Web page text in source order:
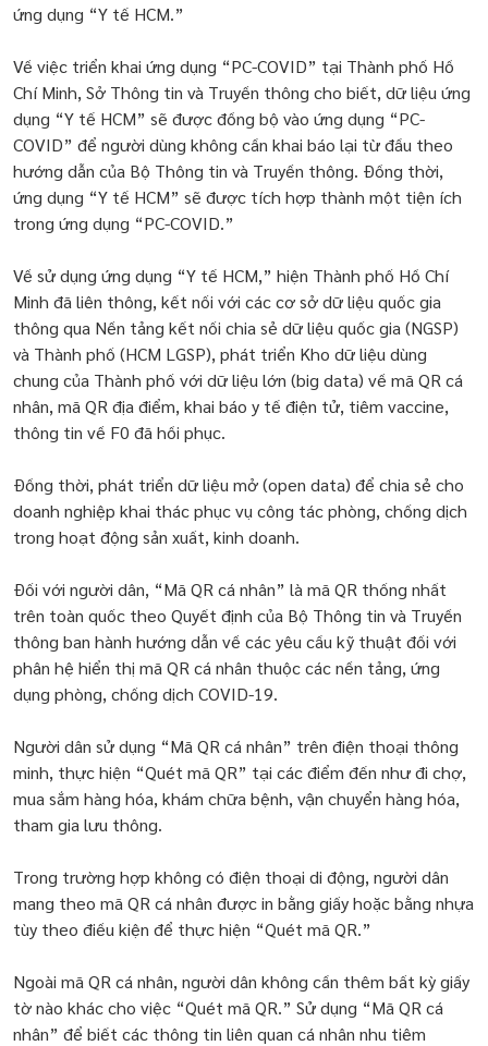
ứng dụng “Y tế HCM.”
Về việc triển khai ứng dụng “PC-COVID” tại Thành phố Hồ
Chí Minh, Sở Thông tin và Truyền thông cho biết, dữ liệu ứng
dụng “Y tế HCM” sẽ được đồng bộ vào ứng dụng “PC-
COVID” để người dùng không cần khai báo lại từ đầu theo
hướng dẫn của Bộ Thông tin và Truyền thông. Đồng thời,
ứng dụng “Y tế HCM” sẽ được tích hợp thành một tiện ích
trong ứng dụng “PC-COVID.”
Về sử dụng ứng dụng “Y tế HCM,” hiện Thành phố Hồ Chí
Minh đã liên thông, kết nối với các cơ sở dữ liệu quốc gia
thông qua Nền tảng kết nối chia sẻ dữ liệu quốc gia (NGSP)
và Thành phố (HCM LGSP), phát triển Kho dữ liệu dùng
chung của Thành phố với dữ liệu lớn (big data) về mã QR cá
nhân, mã QR địa điểm, khai báo y tế điện tử, tiêm vaccine,
thông tin về F0 đã hồi phục.
Đồng thời, phát triển dữ liệu mở (open data) để chia sẻ cho
doanh nghiệp khai thác phục vụ công tác phòng, chống dịch
trong hoạt động sản xuất, kinh doanh.
Đối với người dân, “Mã QR cá nhân” là mã QR thống nhất
trên toàn quốc theo Quyết định của Bộ Thông tin và Truyền
thông ban hành hướng dẫn về các yêu cầu kỹ thuật đối với
phân hệ hiển thị mã QR cá nhân thuộc các nền tảng, ứng
dụng phòng, chống dịch COVID-19.
Người dân sử dụng “Mã QR cá nhân” trên điện thoại thông
minh, thực hiện “Quét mã QR” tại các điểm đến như đi chợ,
mua sắm hàng hóa, khám chữa bệnh, vận chuyển hàng hóa,
tham gia lưu thông.
Trong trường hợp không có điện thoại di động, người dân
mang theo mã QR cá nhân được in bằng giấy hoặc bằng nhựa
tùy theo điều kiện để thực hiện “Quét mã QR.”
Ngoài mã QR cá nhân, người dân không cần thêm bất kỳ giấy
tờ nào khác cho việc “Quét mã QR.” Sử dụng “Mã QR cá
nhân” để biết các thông tin liên quan cá nhân nhu tiêm